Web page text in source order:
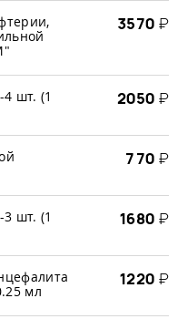
3570 ₽
шт. (1
2050 ₽
770 ₽
шт. (1
1680 ₽
мл
1220 ₽